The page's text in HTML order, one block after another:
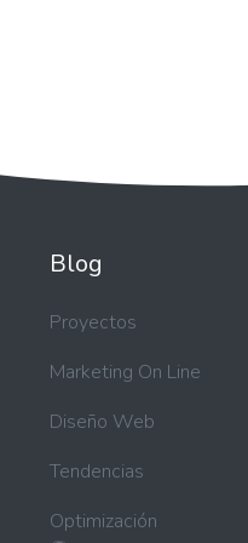
Blog
Proyectos
Marketing On Line
Diseño Web
Tendencias
Optimización